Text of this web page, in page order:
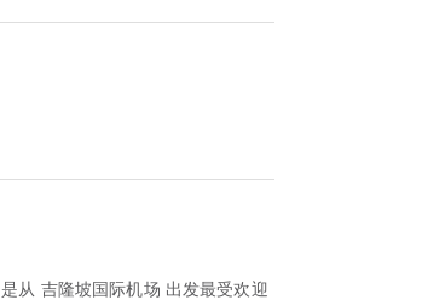
是从 吉隆坡国际机场 出发最受欢迎